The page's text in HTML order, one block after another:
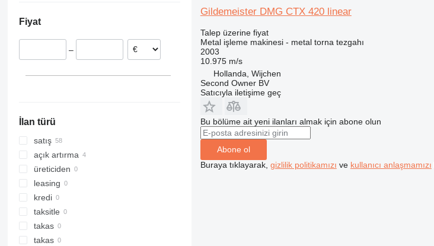
İsviçre
İtalya
Fiyat
–
İlan türü
satış
açık artırma
üreticiden
leasing
kredi
taksitle
takas
takas
Gildemeister DMG CTX 420 linear
Talep üzerine fiyat
Metal işleme makinesi - metal torna tezgahı
2003
10.975 m/s
Hollanda, Wijchen
Second Owner BV
Satıcıyla iletişime geç
Bu bölüme ait yeni ilanları almak için abone olun
Abone ol
Buraya tıklayarak, gizlilik politikamızı ve kullanıcı anlaşmamızı